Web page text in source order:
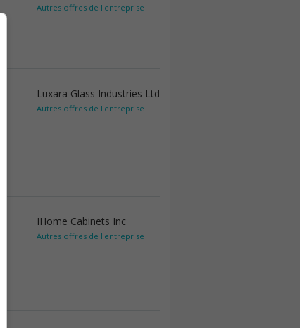
Autres offres de l'entreprise
Luxara Glass Industries Ltd
Autres offres de l'entreprise
IHome Cabinets Inc
Autres offres de l'entreprise